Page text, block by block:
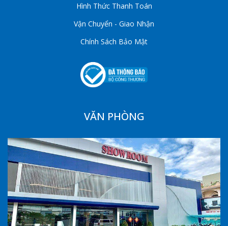
Hình Thức Thanh Toán
Vận Chuyển - Giao Nhận
Chính Sách Bảo Mật
VĂN PHÒNG